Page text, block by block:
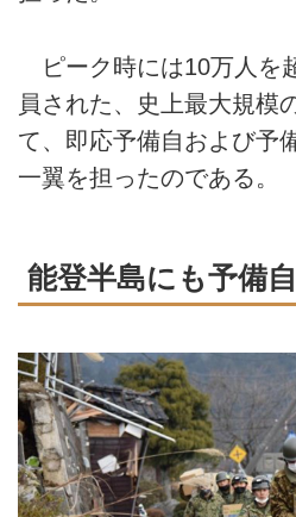
ピーク時には10万人を
員された、史上最大規模
て、即応予備自および予
一翼を担ったのである。
能登半島にも予備